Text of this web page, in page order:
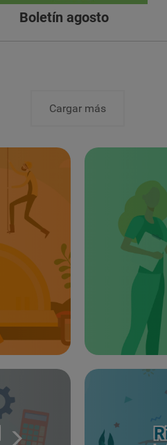
Boletín agosto
Cargar más